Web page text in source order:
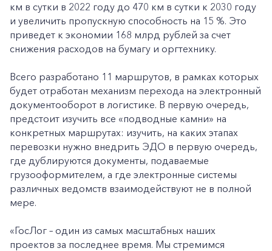
км в сутки в 2022 году до 470 км в сутки к 2030 году
и увеличить пропускную способность на 15 %. Это
приведет к экономии 168 млрд рублей за счет
снижения расходов на бумагу и оргтехнику.
Всего разработано 11 маршрутов, в рамках которых
будет отработан механизм перехода на электронный
документооборот в логистике. В первую очередь,
предстоит изучить все «подводные камни» на
конкретных маршрутах: изучить, на каких этапах
перевозки нужно внедрить ЭДО в первую очередь,
где дублируются документы, подаваемые
грузооформителем, а где электронные системы
различных ведомств взаимодействуют не в полной
мере.
«ГосЛог – один из самых масштабных наших
проектов за последнее время. Мы стремимся